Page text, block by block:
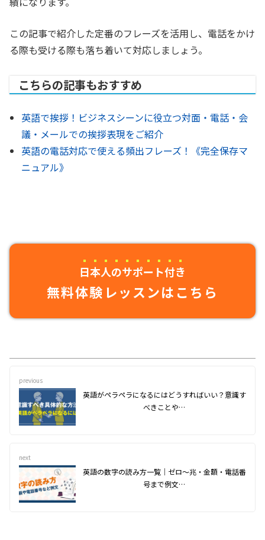
この記事で紹介した定番のフレーズを活用し、電話をかけ
る際も受ける際も落ち着いて対応しましょう。
こちらの記事もおすすめ
英語で挨拶！ビジネスシーンに役立つ対面・電話・会
議・メールでの挨拶表現をご紹介
英語の電話対応で使える頻出フレーズ！《完全保存マ
ニュアル》
日本人のサポート付き
無料体験レッスンはこちら
previous
英語がペラペラになるにはどうすればいい？意識す
べきことや…
next
英語の数字の読み方一覧｜ゼロ〜兆・金額・電話番
号まで例文…